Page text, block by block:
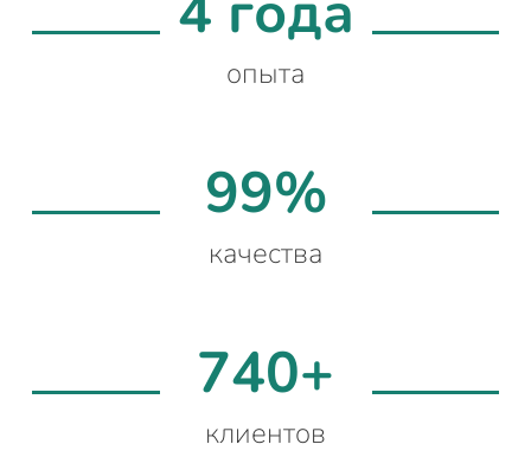
опыта
99%
качества
740+
клиентов